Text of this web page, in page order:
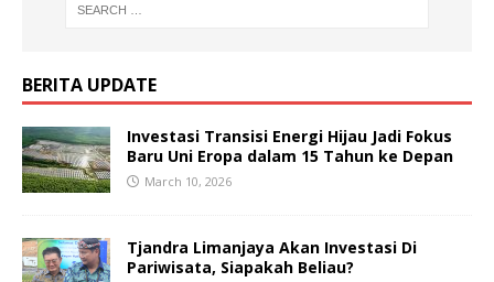
BERITA UPDATE
Investasi Transisi Energi Hijau Jadi Fokus
Baru Uni Eropa dalam 15 Tahun ke Depan
March 10, 2026
Tjandra Limanjaya Akan Investasi Di
Pariwisata, Siapakah Beliau?